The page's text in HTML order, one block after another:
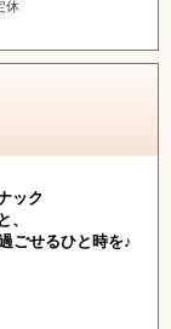
休
ック
、
ごせるひと時を♪